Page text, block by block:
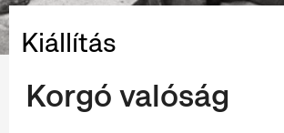
Kiállítás
Korgó valóság